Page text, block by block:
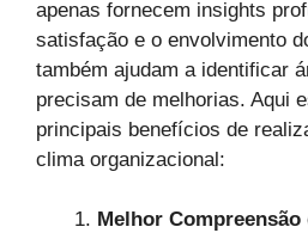
apenas fornecem insights
satisfação e o envolvimento
também ajudam a identificar
precisam de melhorias. Aqui
principais benefícios de
clima organizacional:
Melhor